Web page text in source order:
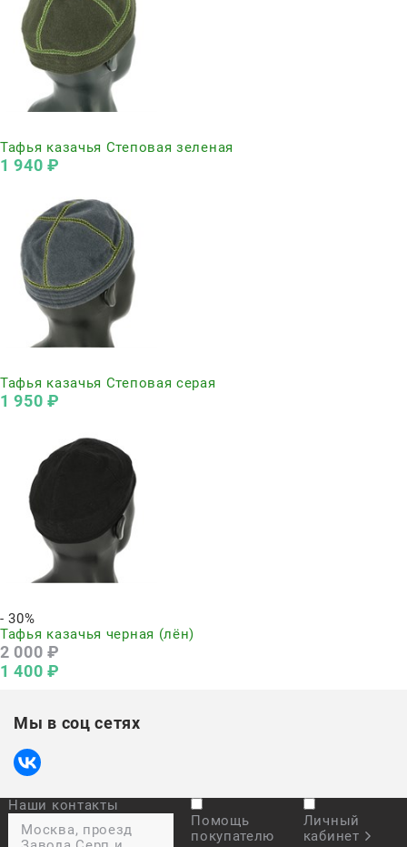
Тафья казачья Степовая зеленая
1 940 ₽
Тафья казачья Степовая серая
1 950 ₽
- 30%
Тафья казачья черная (лён)
2 000 ₽
1 400 ₽
Мы в соц сетях
Наши контакты
Москва, проезд
Помощь
покупателю
Личный
кабинет